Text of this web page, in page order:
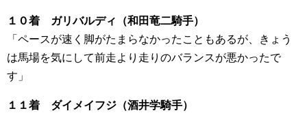
１０着 ガリバルディ（和田竜二騎手）
「ペースが速く脚がたまらなかったこともあるが、きょう
は馬場を気にして前走より走りのバランスが悪かったで
す」
１１着 ダイメイフジ（酒井学騎手）